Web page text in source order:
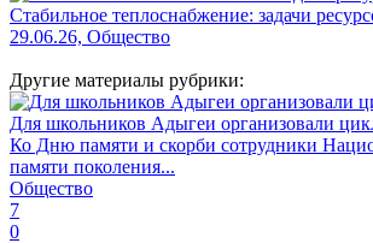
Стабильное теплоснабжение: задачи
29.06.26, Общество
Другие материалы рубрики:
Для школьников Адыгеи организовали
Ко Дню памяти и скорби сотрудники
памяти поколения...
Общество
7
0